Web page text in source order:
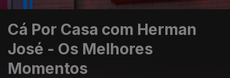
Cá Por Casa com Herman
José - Os Melhores
Momentos